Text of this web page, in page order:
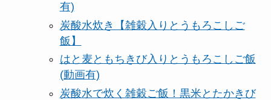
有)
炭酸水炊き【雑穀入りとうもろこしご
飯】
はと麦ともちきび入りとうもろこしご飯
(動画有)
炭酸水で炊く雑穀ご飯！黒米とたかきび